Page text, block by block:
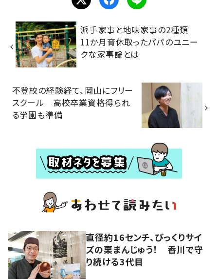
派手家事と地味家事の2種類
11か月育休取ったパパのユニー
クな家事論とは
不登校の経験経て、岡山にフリー
スクール 高校卒業資格得られ
る学園も準備
直径約16センチ、びっくりサイ
ズの栗まんじゅう！ 香川で守
り続ける3代目